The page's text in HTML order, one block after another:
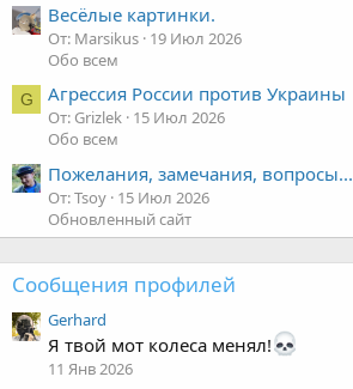
Весёлые картинки.
От: Marsikus 19 Июл 2026
Обо всем
G Агрессия России против Украины
От: Grizlek 15 Июл 2026
Обо всем
Пожелания, замечания, вопросы...
От: Tsoy 15 Июл 2026
Обновленный сайт
Сообщения профилей
Gerhard
Я твой мот колеса менял!
11 Янв 2026